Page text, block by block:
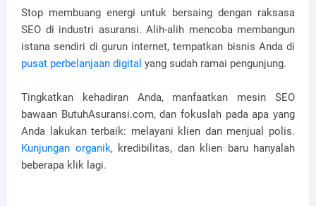
Stop membuang energi untuk bersaing dengan raksasa
SEO di industri asuransi. Alih-alih mencoba membangun
istana sendiri di gurun internet, tempatkan bisnis Anda di
pusat perbelanjaan digital yang sudah ramai pengunjung.
Tingkatkan kehadiran Anda, manfaatkan mesin SEO
bawaan ButuhAsuransi.com, dan fokuslah pada apa yang
Anda lakukan terbaik: melayani klien dan menjual polis.
Kunjungan organik, kredibilitas, dan klien baru hanyalah
beberapa klik lagi.